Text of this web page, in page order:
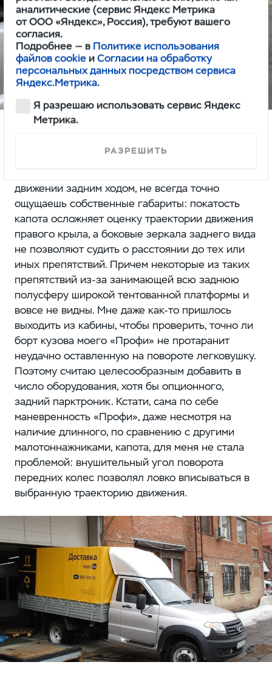
маневрируя в тесных дворах среди плотно
движении задним ходом, не всегда точно
ощущаешь собственные габариты: покатость
капота осложняет оценку траектории движения
правого крыла, а боковые зеркала заднего вида
не позволяют судить о расстоянии до тех или
иных препятствий. Причем некоторые из таких
препятствий из-за занимающей всю заднюю
полусферу широкой тентованной платформы и
вовсе не видны. Мне даже как-то пришлось
выходить из кабины, чтобы проверить, точно ли
борт кузова моего «Профи» не протаранит
неудачно оставленную на повороте легковушку.
Поэтому считаю целесообразным добавить в
число оборудования, хотя бы опционного,
задний парктроник. Кстати, сама по себе
маневренность «Профи», даже несмотря на
наличие длинного, по сравнению с другими
малотоннажниками, капота, для меня не стала
проблемой: внушительный угол поворота
передних колес позволял ловко вписываться в
выбранную траекторию движения.
аналитические (сервис Яндекс Метрика
от ООО «Яндекс», Россия), требуют вашего
согласия.
Подробнее — в Политике использования
файлов cookie иСогласии на обработку
персональных данных посредством сервиса
Яндекс.Метрика.
Я разрешаю использовать сервис Яндекс
Метрика.
РАЗРЕШИТЬ